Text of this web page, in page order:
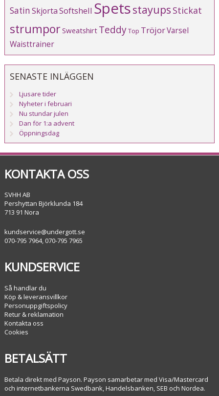
SatinSkjortaSoftshell Spetsstayups Stickat
strumporSweatshirt TeddyTop TröjorVarsel
Waisttrainer
SENASTE INLÄGGEN
Ljusare tider
Nyheter i februari
Nu stundar julen
Dan för 1:a advent
Öppningsdag
KONTAKTA OSS
SVHH AB
Pershyttan Björklunda 184
713 91 Nora
kundservice@undergott.se
070-795 7964, 070-795 7965
KUNDSERVICE
Så handlar du
Köp & leveransvillkor
Personuppgiftspolicy
Retur & reklamation
Kontakta oss
Cookies
BETALSÄTT
Betala direkt med Payson. Payson samarbetar med Visa/Mastercard
och internetbankerna Swedbank, Handelsbanken, SEB och Nordea.